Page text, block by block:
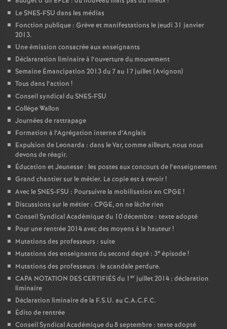
Le SNES-FSU dans les médias
Fonction publique : Grève et manifestations le jeudi 31 janvier
2013.
Une émission consacrée aux enseignants
Déclararation liminaire à l’ouverture du mouvement
Semaine Émancipation 2013 du 7 au 17 juillet (Avignon)
Tous dans l’action !
Conseil syndical du SNES-FSU
Collège Wallon
Journées de rattrapage
Formation à l’Agrégation interne d’Anglais
Expulsion de Leonarda : dans le Var, comme ailleurs, nous nous
devons de réagir.
Éducation et Jeunesse : les postes aux concours de l’enseignement
Grand chantier sur le métier. La copie est à revoir!
Avec le SNES-FSU : Poursuivre la mobilisation en CPGE !
Discussions sur le métier : CPGE, on ne lâche rien
Conseil Syndical Académique du 10 décembre : texte adopté
Pour une rentrée 2014 avec des moyens à la hauteur!
Mutations des professeurs : suite
Mutations des enseignants du second degré : 3e épisode!
Mutations des professeurs : le scandale perdure.
CAPA NOTATION DES CERTIFIÉS du 1 er juillet 2014 : déclaration
liminaire
Déclaration liminaire de la F.S.U. au C.A.C.F.C.
Édito de rentrée
Conseil Syndical Académique du 8 septembre : texte adopté